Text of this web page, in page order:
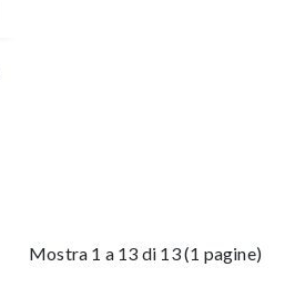
Mostra 1 a 13 di 13 (1 pagine)